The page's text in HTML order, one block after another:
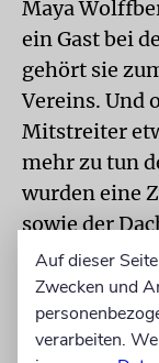
Maya
ein Gast bei
gehört sie
Vereins. Und
Mitstreiter
mehr zu tun
wurden eine
sowie der
Community
Das Ziel ist,
weiteren
Auf dieser
Zwecken und
verarbeiten.